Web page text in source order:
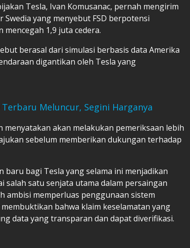
Tesla, Ivan Komusanac, pernah mengirim
yang menyebut FSD berpotensi
mencegah 1,9 juta cedera.
berasal dari simulasi berbasis data Amerika
digantikan oleh Tesla yang
Meluncur, Segini Harganya
akan melakukan pemeriksaan lebih
sebelum memberikan dukungan terhadap
bagi Tesla yang selama ini menjadikan
salah satu senjata utama dalam persaingan
ambisi memperluas penggunaan sistem
bahwa klaim keselamatan yang
data yang transparan dan dapat diverifikasi.